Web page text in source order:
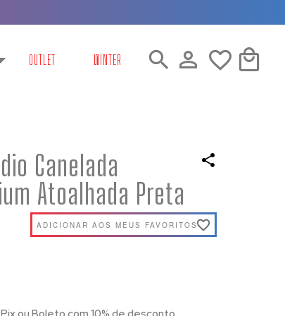
OUTLET WINTER
Canelada
Atoalhada Preta
ADICIONAR AOS MEUS FAVORITOS